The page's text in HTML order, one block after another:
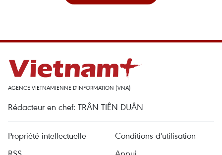
AGENCE VIETNAMIENNE D'INFORMATION (VNA)
Rédacteur en chef: TRÂN TIÊN DUÂN
Propriété intellectuelle
Conditions d'utilisation